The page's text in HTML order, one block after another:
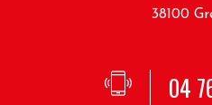
38100
04